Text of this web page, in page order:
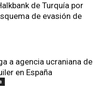
de Turquía por
de evasión de
a agencia ucraniana de
en España